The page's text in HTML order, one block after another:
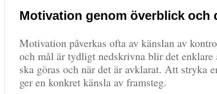
Motivation genom överblick och
Motivation påverkas ofta av känslan av
och mål är tydligt nedskrivna blir det enklare
ska göras och när det är avklarat. Att stryka
ger en konkret känsla av framsteg.